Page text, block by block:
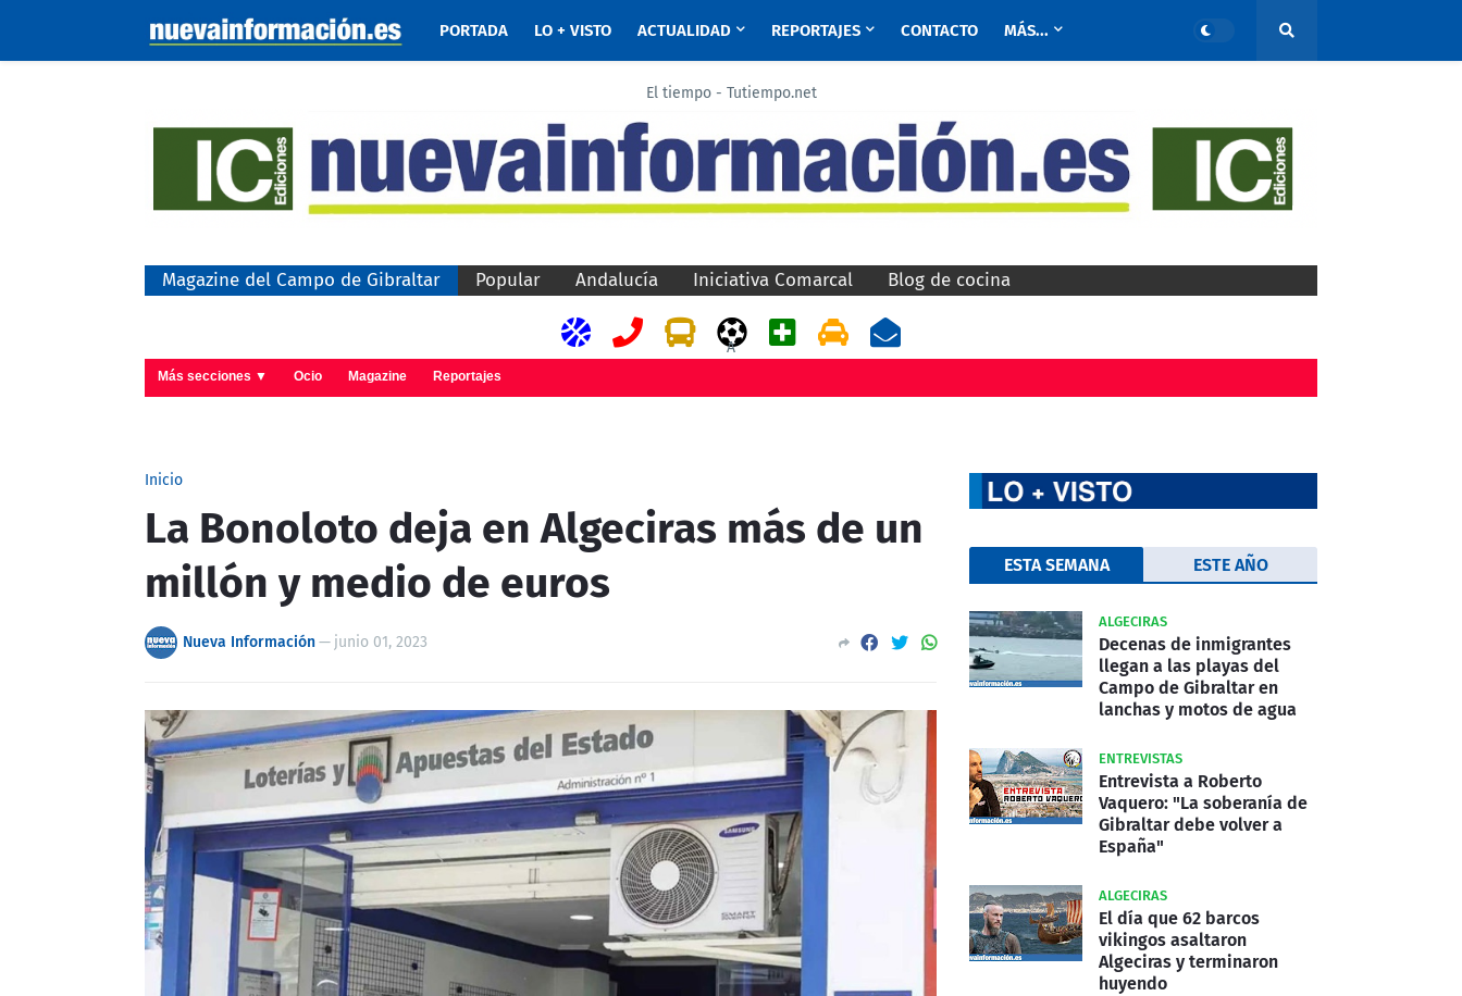
PORTADA LO + VISTO ACTUALIDAD REPORTAJES CONTACTO MÁS...
El tiempo - Tutiempo.net
Magazine del Campo de Gibraltar Popular Andalucía Iniciativa Comarcal Blog de cocina
A
Más secciones ▼ Ocio Magazine Reportajes
Inicio
La Bonoloto deja en Algeciras más de un
millón y medio de euros
Nueva Información— junio 01, 2023
ESTA SEMANA ESTE AÑO
ALGECIRAS
Decenas de inmigrantes
llegan a las playas del
Campo de Gibraltar en
lanchas y motos de agua
ENTREVISTAS
Entrevista a Roberto
Vaquero: "La soberanía de
Gibraltar debe volver a
España"
ALGECIRAS
El día que 62 barcos
vikingos asaltaron
Algeciras y terminaron
huyendo